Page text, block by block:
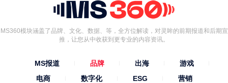
MS360模块涵盖了品牌、文化、数据、等，全方位解读，对灵眸的前期报道和后期宣
推，让您从中收获到更专业的内容资讯。
MS报道 品牌 出海
游戏
电商
数字化 ESG 营销